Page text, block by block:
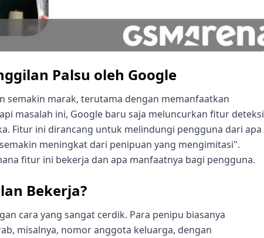
Palsu oleh Google
semakin marak, terutama dengan memanfaatkan
masalah ini, Google baru saja meluncurkan fitur deteksi
Fitur ini dirancang untuk melindungi pengguna dari apa
meningkat dari penipuan yang mengimitasi".
fitur ini bekerja dan apa manfaatnya bagi pengguna.
Bekerja?
cara yang sangat cerdik. Para penipu biasanya
misalnya, nomor anggota keluarga, dengan